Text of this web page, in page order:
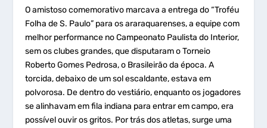
O amistoso comemorativo marcava a entrega do “Troféu
Folha de S. Paulo” para os araraquarenses, a equipe com
melhor performance no Campeonato Paulista do Interior,
sem os clubes grandes, que disputaram o Torneio
Roberto Gomes Pedrosa, o Brasileirão da época. A
torcida, debaixo de um sol escaldante, estava em
polvorosa. De dentro do vestiário, enquanto os jogadores
se alinhavam em fila indiana para entrar em campo, era
possível ouvir os gritos. Por trás dos atletas, surge uma